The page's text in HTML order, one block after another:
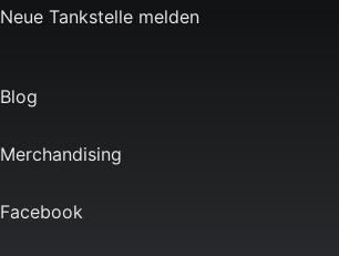
Neue Tankstelle melden
Blog
Merchandising
Facebook